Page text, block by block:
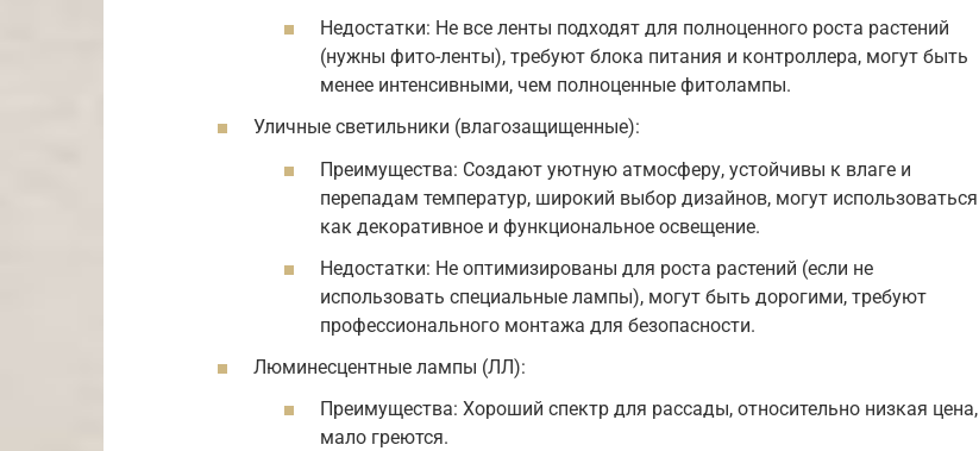
Недостатки: Не все ленты подходят для полноценного роста растений
(нужны фито-ленты), требуют блока питания и контроллера, могут быть
менее интенсивными, чем полноценные фитолампы.
Уличные светильники (влагозащищенные):
Преимущества: Создают уютную атмосферу, устойчивы к влаге и
перепадам температур, широкий выбор дизайнов, могут использоваться
как декоративное и функциональное освещение.
Недостатки: Не оптимизированы для роста растений (если не
использовать специальные лампы), могут быть дорогими, требуют
профессионального монтажа для безопасности.
Люминесцентные лампы (ЛЛ):
Преимущества: Хороший спектр для рассады, относительно низкая цена,
мало греются.